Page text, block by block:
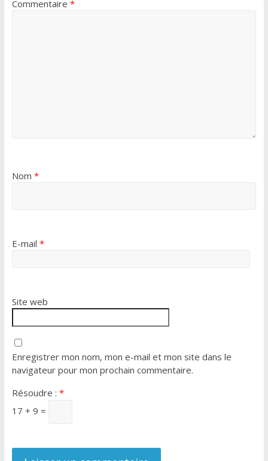
Commentaire *
Nom *
E-mail *
Site web
Enregistrer mon nom, mon e-mail et mon site dans le
navigateur pour mon prochain commentaire.
Résoudre : *
17 + 9 =